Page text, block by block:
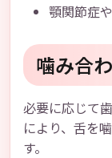
顎関節症
噛み合
必要に応じて
により、舌を
す。